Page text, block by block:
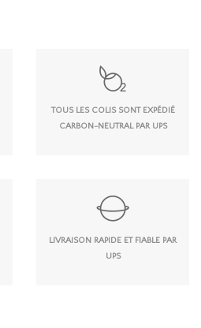
TOUS LES COLIS SONT EXPÉDIÉ
CARBON-NEUTRAL PAR UPS
LIVRAISON RAPIDE ET FIABLE PAR
UPS